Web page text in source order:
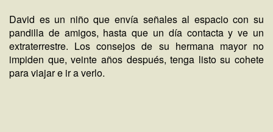
David es un niño que envía señales al espacio con su
pandilla de amigos, hasta que un día contacta y ve un
extraterrestre. Los consejos de su hermana mayor no
impiden que, veinte años después, tenga listo su cohete
para viajar e ir a verlo.